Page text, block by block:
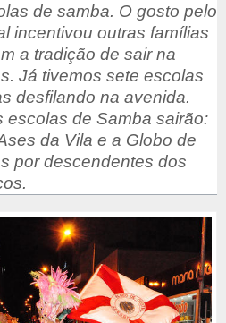
de samba. O gosto pelo
incentivou outras famílias
a tradição de sair na
Já tivemos sete escolas
desfilando na avenida.
escolas de Samba sairão:
da Vila e a Globo de
por descendentes dos